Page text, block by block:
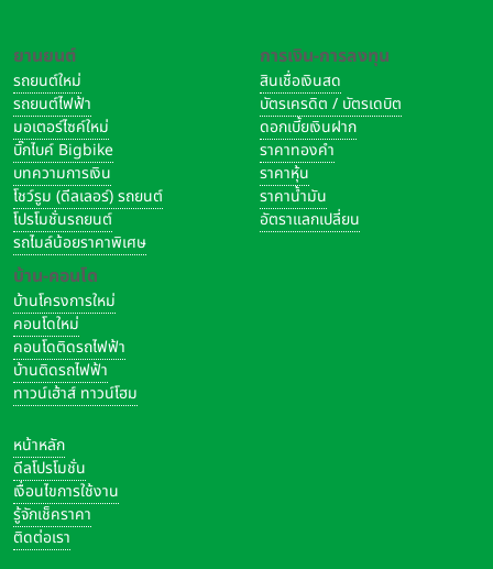
ยานยนต์
รถยนต์ใหม่
รถยนต์ไฟฟ้า
มอเตอร์ไซค์ใหม่
บิ๊กไบค์ Bigbike
บทความการเงิน
โชว์รูม (ดีลเลอร์) รถยนต์
โปรโมชั่นรถยนต์
รถไมล์น้อยราคาพิเศษ
บ้าน-คอนโด
บ้านโครงการใหม่
คอนโดใหม่
คอนโดติดรถไฟฟ้า
บ้านติดรถไฟฟ้า
ทาวน์เฮ้าส์ ทาวน์โฮม
การเงิน-การลงทุน
สินเชื่อเงินสด
บัตรเครดิต / บัตรเดบิต
ดอกเบี้ยเงินฝาก
ราคาทองคำ
ราคาหุ้น
ราคาน้ำมัน
อัตราแลกเปลี่ยน
หน้าหลัก
ดีลโปรโมชั่น
เงื่อนไขการใช้งาน
รู้จักเช็คราคา
ติดต่อเรา